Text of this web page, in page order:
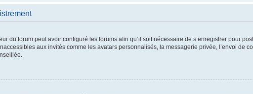
du forum peut avoir configuré les forums afin qu’il soit nécessaire de s’enregistrer pour
aux invités comme les avatars personnalisés, la messagerie privée, l’envoi de